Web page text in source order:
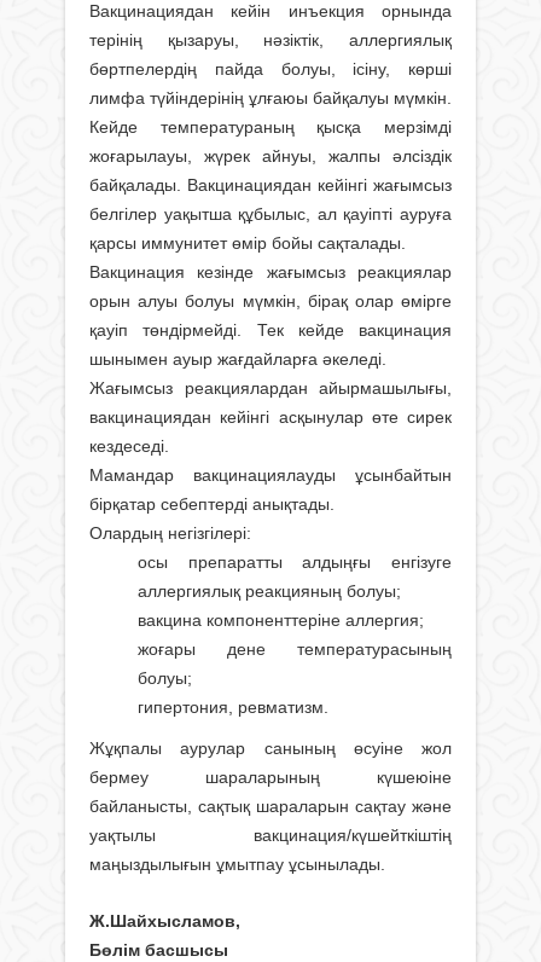
Вакцинациядан кейін инъекция орнында
терінің қызаруы, нәзіктік, аллергиялық
бөртпелердің пайда болуы, ісіну, көрші
лимфа түйіндерінің ұлғаюы байқалуы мүмкін.
Кейде температураның қысқа мерзімді
жоғарылауы, жүрек айнуы, жалпы әлсіздік
байқалады. Вакцинациядан кейінгі жағымсыз
белгілер уақытша құбылыс, ал қауіпті ауруға
қарсы иммунитет өмір бойы сақталады.
Вакцинация кезінде жағымсыз реакциялар
орын алуы болуы мүмкін, бірақ олар өмірге
қауіп төндірмейді. Тек кейде вакцинация
шынымен ауыр жағдайларға әкеледі.
Жағымсыз реакциялардан айырмашылығы,
вакцинациядан кейінгі асқынулар өте сирек
кездеседі.
Мамандар вакцинациялауды ұсынбайтын
бірқатар себептерді анықтады.
Олардың негізгілері:
осы препаратты алдыңғы енгізуге
аллергиялық реакцияның болуы;
вакцина компоненттеріне аллергия;
жоғары дене температурасының
болуы;
гипертония, ревматизм.
Жұқпалы аурулар санының өсуіне жол
бермеу шараларының күшеюіне
байланысты, сақтық шараларын сақтау және
уақтылы вакцинация/күшейткіштің
маңыздылығын ұмытпау ұсынылады.
Ж.Шайхысламов,
Бөлім басшысы